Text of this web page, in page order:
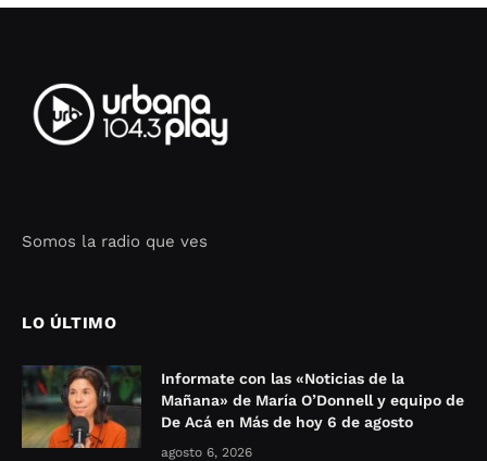
Somos la radio que ves
LO ÚLTIMO
Informate con las «Noticias de la
Mañana» de María O’Donnell y equipo de
De Acá en Más de hoy 6 de agosto
agosto 6, 2026